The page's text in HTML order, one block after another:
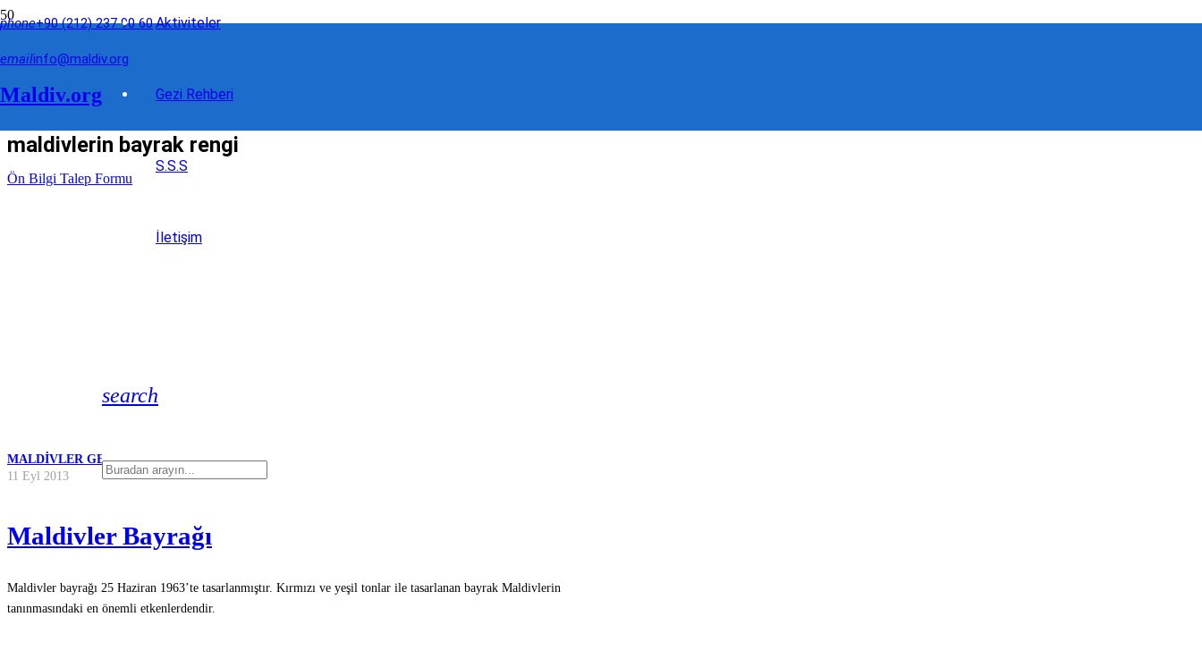
phone+90 (212) 237 90 60
emailinfo@maldiv.org
Maldiv.org
Aktiviteler
Gezi Rehberi
S.S.S
İletişim
search
maldivlerin bayrak rengi
Ön Bilgi Talep Formu
MALDIVLER GEZI REHBERI
11 Eyl 2013
Maldivler Bayrağı
Maldivler bayrağı 25 Haziran 1963’te tasarlanmıştır. Kırmızı ve yeşil tonlar ile tasarlanan bayrak Maldivlerin
tanınmasındaki en önemli etkenlerdendir.